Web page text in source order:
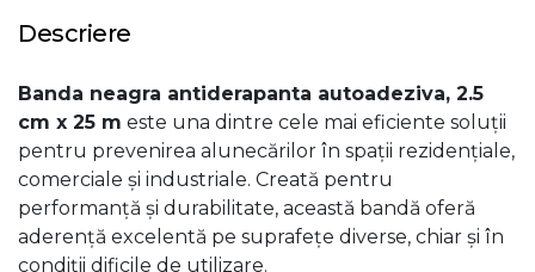
Descriere
Banda neagra antiderapanta autoadeziva, 2.5
cm x 25 m este una dintre cele mai eficiente soluții
pentru prevenirea alunecărilor în spații rezidențiale,
comerciale și industriale. Creată pentru
performanță și durabilitate, această bandă oferă
aderență excelentă pe suprafețe diverse, chiar și în
condiții dificile de utilizare.